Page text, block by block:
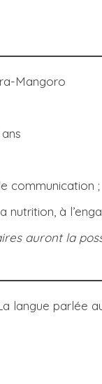
Mangoro
communication ;
à
auront la
langue parlée